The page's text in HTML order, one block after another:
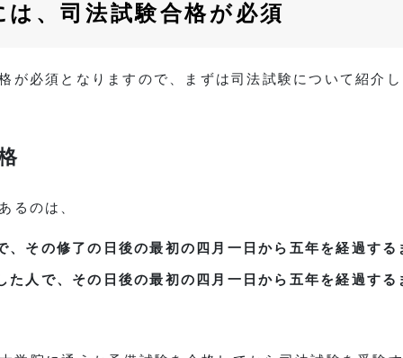
、司法試験合格が必須
が必須となりますので、まずは司法試験について紹介
るのは、
、その修了の日後の最初の四月一日から五年を経過する
た人で、その日後の最初の四月一日から五年を経過する